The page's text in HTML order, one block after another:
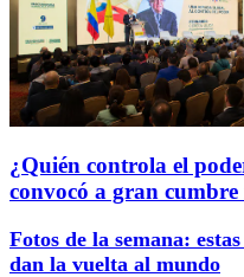
¿Quién controla el
convocó a gran
Fotos de la semana:
dan la vuelta al mundo